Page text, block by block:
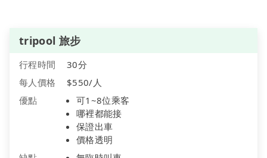
tripool 旅步
行程時間
30分
每人價格
$550/人
優點
可1~8位乘客
哪裡都能接
保證出車
價格透明